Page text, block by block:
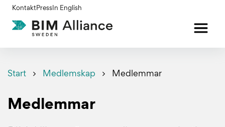
innehållet
Kontakt Press In English
Start Medlemskap Medlemmar
Medlemmar